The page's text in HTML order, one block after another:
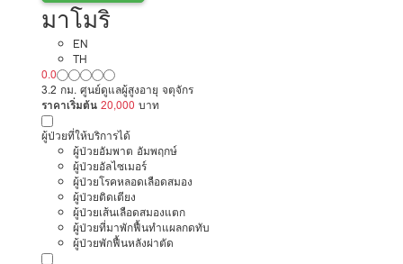
มาโมริ
EN
TH
0.0
3.2 กม. ศูนย์ดูแลผู้สูงอายุ จตุจักร
ราคาเริ่มต้น 20,000 บาท
ผู้ป่วยที่ให้บริการได้
ผู้ป่วยอัมพาต อัมพฤกษ์
ผู้ป่วยอัลไซเมอร์
ผู้ป่วยโรคหลอดเลือดสมอง
ผู้ป่วยติดเตียง
ผู้ป่วยเส้นเลือดสมองแตก
ผู้ป่วยที่มาพักฟื้นทำแผลกดทับ
ผู้ป่วยพักฟื้นหลังผ่าตัด